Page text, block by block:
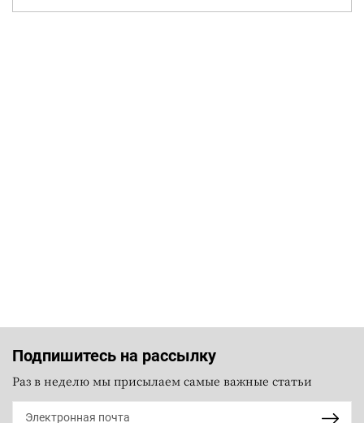
Подпишитесь на рассылку
Раз в неделю мы присылаем самые важные статьи